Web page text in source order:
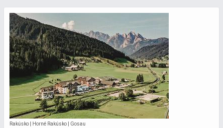
Rakúsko | Horné Rakúsko | Gosau